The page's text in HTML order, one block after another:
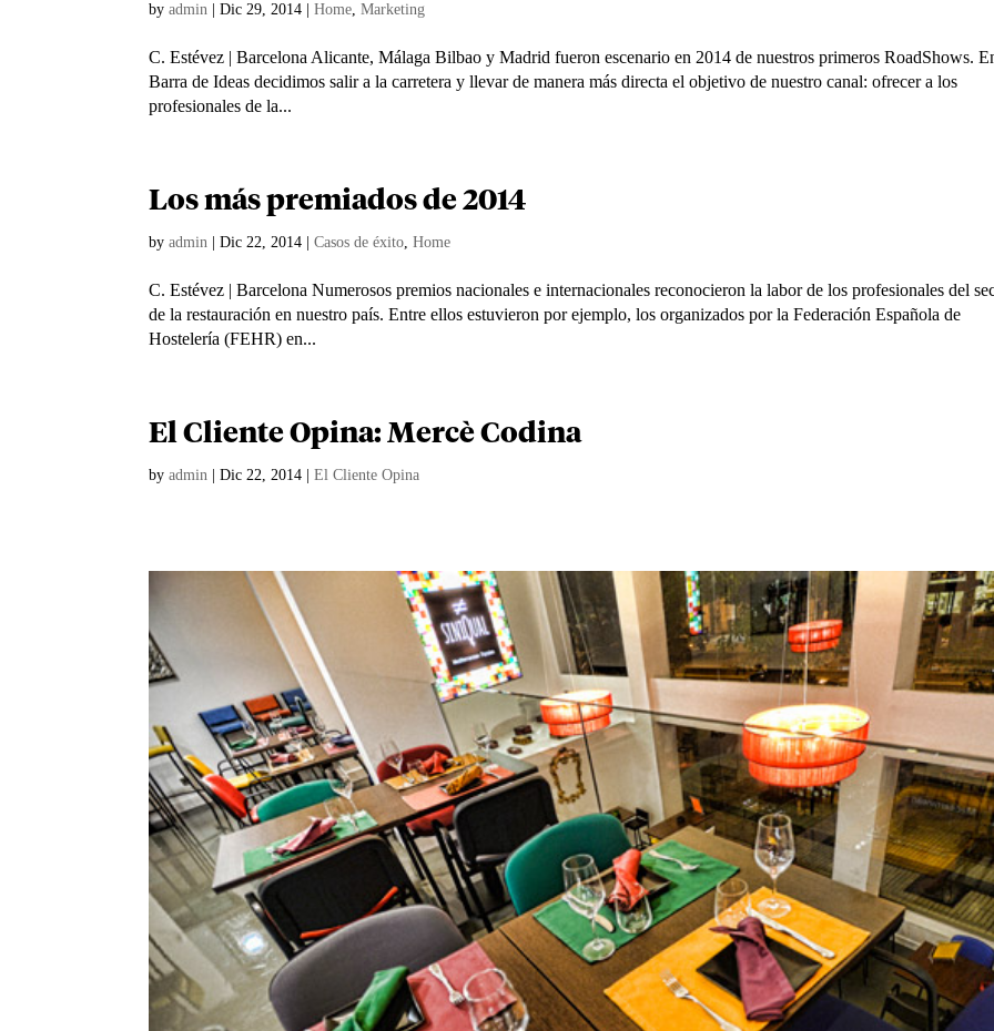
byadmin |Dic 29, 2014 |Home,Marketing
C. Estévez | Barcelona Alicante, Málaga Bilbao y Madrid fueron escenario en 2014 de nuestros primeros RoadShows.
Barra de Ideas decidimos salir a la carretera y llevar de manera más directa el objetivo de nuestro canal: ofrecer a los
profesionales de la...
Los más premiados de 2014
byadmin |Dic 22, 2014 |Casos de éxito,Home
C. Estévez | Barcelona Numerosos premios nacionales e internacionales reconocieron la labor de los profesionales del
de la restauración en nuestro país. Entre ellos estuvieron por ejemplo, los organizados por la Federación Española de
Hostelería (FEHR) en...
El Cliente Opina: Mercè Codina
byadmin |Dic 22, 2014 |El Cliente Opina